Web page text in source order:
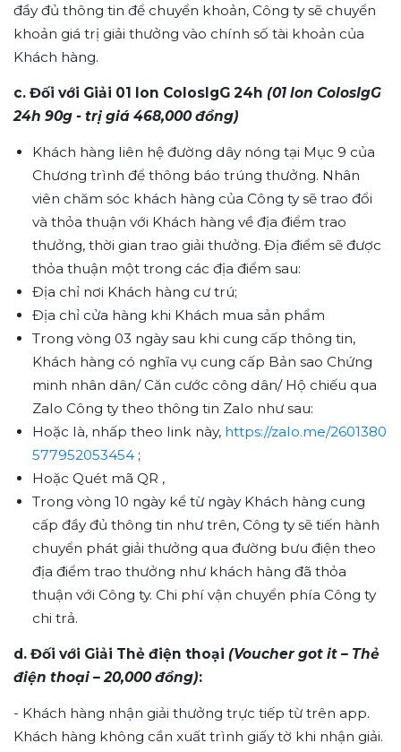
đầy đủ thông tin để chuyển khoản, Công ty sẽ chuyển
khoản giá trị giải thưởng vào chính số tài khoản của
Khách hàng.
c. Đối với Giải 01 lon ColosIgG 24h (01 lon ColosIgG
24h 90g - trị giá 468,000 đồng)
Khách hàng liên hệ đường dây nóng tại Mục 9 của
Chương trình để thông báo trúng thưởng. Nhân
viên chăm sóc khách hàng của Công ty sẽ trao đổi
và thỏa thuận với Khách hàng về địa điểm trao
thưởng, thời gian trao giải thưởng. Địa điểm sẽ được
thỏa thuận một trong các địa điểm sau:
Địa chỉ nơi Khách hàng cư trú;
Địa chỉ cửa hàng khi Khách mua sản phẩm
Trong vòng 03 ngày sau khi cung cấp thông tin,
Khách hàng có nghĩa vụ cung cấp Bản sao Chứng
minh nhân dân/ Căn cước công dân/ Hộ chiếu qua
Zalo Công ty theo thông tin Zalo như sau:
Hoặc là, nhấp theo link này, https://zalo.me/2601380
577952053454;
Hoặc Quét mã QR ,
Trong vòng 10 ngày kể từ ngày Khách hàng cung
cấp đầy đủ thông tin như trên, Công ty sẽ tiến hành
chuyển phát giải thưởng qua đường bưu điện theo
địa điểm trao thưởng như khách hàng đã thỏa
thuận với Công ty. Chi phí vận chuyển phía Công ty
chi trả.
d. Đối với Giải Thẻ điện thoại (Voucher got it – Thẻ
điện thoại – 20,000 đồng):
- Khách hàng nhận giải thưởng trực tiếp từ trên app.
Khách hàng không cần xuất trình giấy tờ khi nhận giải.